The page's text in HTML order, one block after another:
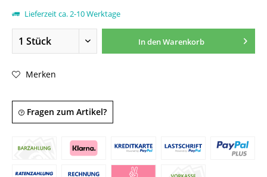
Lieferzeit ca. 2-10 Werktage
In denWarenkorb
Merken
Fragen zum Artikel?